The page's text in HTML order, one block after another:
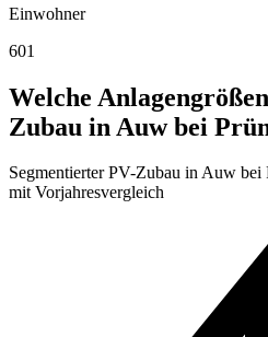
Einwohner
601
Welche
Zubau in Auw bei
Segmentierter PV-Zubau in Auw
mit Vorjahresvergleich